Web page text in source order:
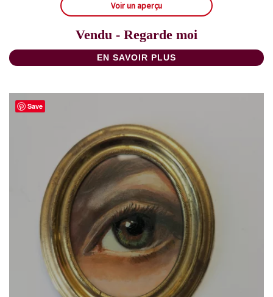
Voir un aperçu
Vendu - Regarde moi
EN SAVOIR PLUS
Save